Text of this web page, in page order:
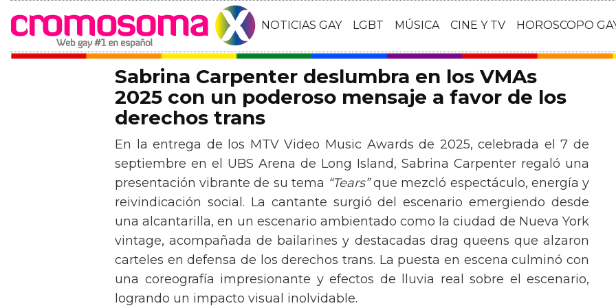
NOTICIAS GAY LGBT MÚSICA CINE Y TV HOROSCOPO
Sabrina Carpenter deslumbra en los VMAs
2025 con un poderoso mensaje a favor de los
derechos trans
En la entrega de los MTV Video Music Awards de 2025, celebrada el 7 de
septiembre en el UBS Arena de Long Island, Sabrina Carpenter regaló una
presentación vibrante de su tema “Tears”que mezcló espectáculo, energía y
reivindicación social. La cantante surgió del escenario emergiendo desde
una alcantarilla, en un escenario ambientado como la ciudad de Nueva York
vintage, acompañada de bailarines y destacadas drag queens que alzaron
carteles en defensa de los derechos trans. La puesta en escena culminó con
una coreografía impresionante y efectos de lluvia real sobre el escenario,
logrando un impacto visual inolvidable.